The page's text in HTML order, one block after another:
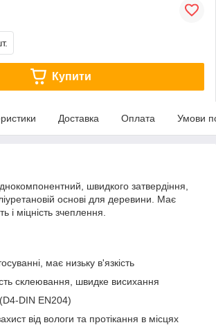
Купити
Доставка Оплата Умови
швидкого затвердіння,
основі для деревини. Має
і міцність зчеплення.
має низьку в'язкість
склеювання, швидке висихання
DIN EN204)
від вологи та протікання в місцях